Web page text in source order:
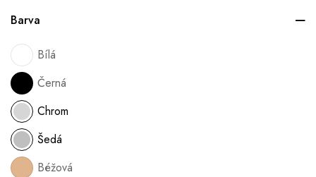
Barva
Bílá
Černá
Chrom
Šedá
Béžová